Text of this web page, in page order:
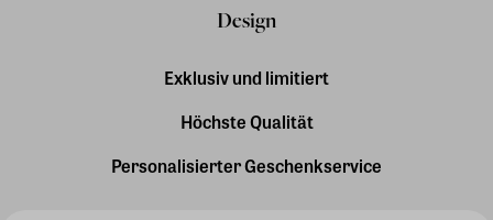
Design
Exklusiv und limitiert
Höchste Qualität
Personalisierter Geschenkservice